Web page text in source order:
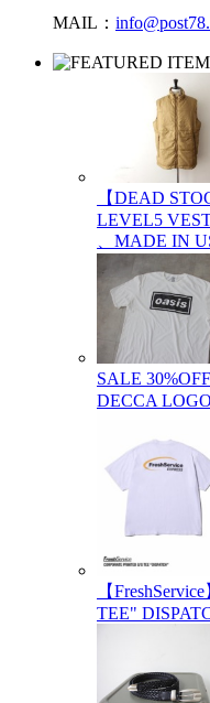
MAIL：
【DEAD
LEVEL5
、MADE IN
SALE
DECCA
【
TEE"